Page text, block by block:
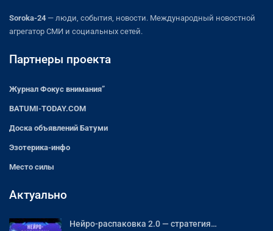
Soroka-24 — люди, события, новости. Международный новостной
агрегатор СМИ и социальных сетей.
Партнеры проекта
Журнал Фокус внимания”
BATUMI-TODAY.COM
Доска объявлений Батуми
Эзотерика-инфо
Место силы
Актуально
Нейро-распаковка 2.0 — стратегия…